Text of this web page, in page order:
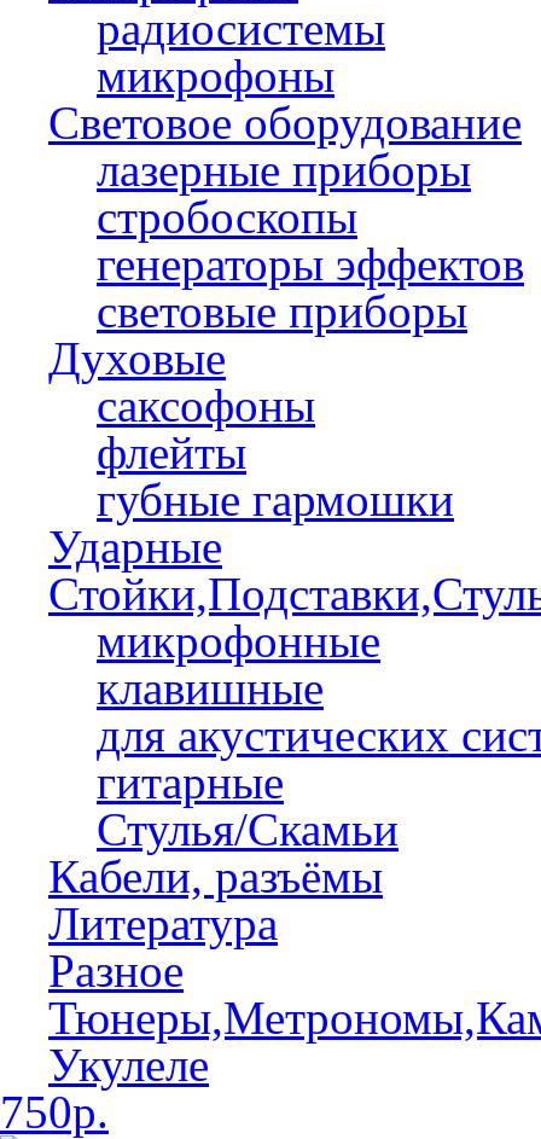
радиосистемы
микрофоны
Световое оборудование
лазерные приборы
стробоскопы
генераторы эффектов
световые приборы
Духовые
саксофоны
флейты
губные гармошки
Ударные
микрофонные
клавишные
для акустических
гитарные
Стулья/Скамьи
Кабели, разъёмы
Литература
Разное
Укулеле
750р.